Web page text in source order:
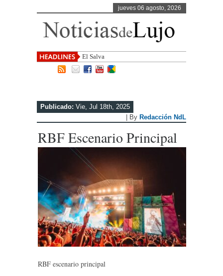
jueves 06 agosto, 2026
El Salvador, uno de los destino
Publicado: Vie, Jul 18th, 2025
| By Redacción NdL
RBF Escenario Principal
RBF escenario principal